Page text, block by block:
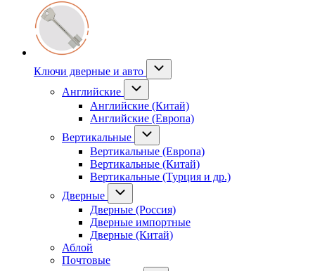
Ключи дверные и авто
Английские
Английские (Китай)
Английские (Европа)
Вертикальные
Вертикальные (Европа)
Вертикальные (Китай)
Вертикальные (Турция и др.)
Дверные
Дверные (Россия)
Дверные импортные
Дверные (Китай)
Аблой
Почтовые